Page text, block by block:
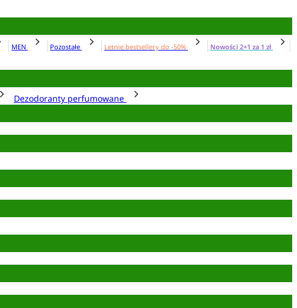
MEN Pozostałe Letnie bestsellery do -50%
Nowości 2+1 za 1 zł
Dezodoranty perfumowane